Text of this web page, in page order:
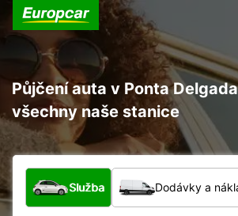
Půjčení auta v Ponta
všechny naše stanice
Jaký typ vozidla?
Služba Dodávky a